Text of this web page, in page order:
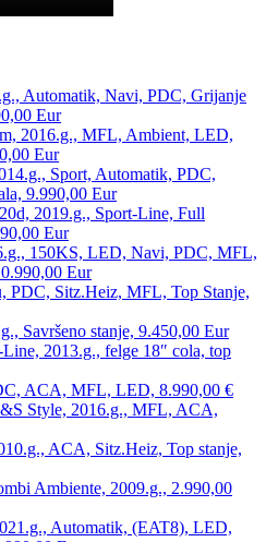
Automatik, Navi, PDC, Grijanje
Eur
2016.g., MFL, Ambient, LED,
Eur
Sport, Automatik, PDC,
9.990,00 Eur
2019.g., Sport-Line, Full
Eur
150KS, LED, Navi, PDC, MFL,
Eur
PDC, Sitz.Heiz, MFL, Top Stanje,
Savršeno stanje, 9.450,00 Eur
2013.g., felge 18″ cola, top
ACA, MFL, LED, 8.990,00 €
Style, 2016.g., MFL, ACA,
ACA, Sitz.Heiz, Top stanje,
Ambiente, 2009.g., 2.990,00
Automatik, (EAT8), LED,